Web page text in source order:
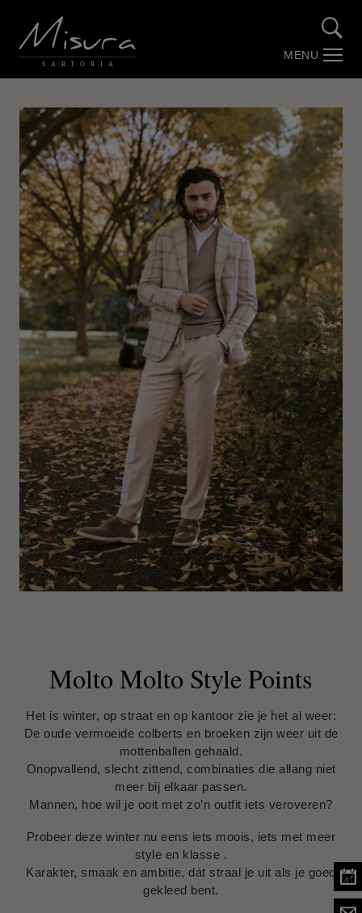
SARTORIA
MENU
Molto Molto Style Points
Het is winter, op straat en op kantoor zie je het al weer:
De oude vermoeide colberts en broeken zijn weer uit de
mottenballen gehaald.
Onopvallend, slecht zittend, combinaties die allang niet
meer bij elkaar passen.
Mannen, hoe wil je ooit met zo’n outfit iets veroveren?
Probeer deze winter nu eens iets moois, iets met meer
style en klasse .
Karakter, smaak en ambitie, dát straal je uit als je goed
gekleed bent.
Over Misura
Stories by Misura (Blog)
Maatwerk
Trouwpakken
Webshop
Contact
Afspraak maken